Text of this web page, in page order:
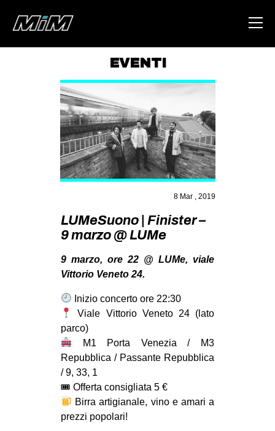
ABOUT
AREA
DEGENERAZIONE
GAZA FREESTYLE
CSOA LAMBRETTA
MSM
STUDENTI TSUNAMI
ZAM
MOBILITAZIONI
SPORT POPOLARE
AMBIENTE
ANTIFASCISMO
EVENTI
8 Mar , 2019
LUMeSuono | Finister –
9 marzo @ LUMe
9 marzo, ore 22 @ LUMe, viale
Vittorio Veneto 24.
Inizio concerto ore 22:30
Viale Vittorio Veneto 24 (lato
parco)
M1 Porta Venezia / M3
Repubblica / Passante Repubblica
/ 9, 33, 1
🎟 Offerta consigliata 5 €
Birra artigianale, vino e amari a
prezzi popolari!